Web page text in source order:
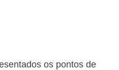
os pontos de